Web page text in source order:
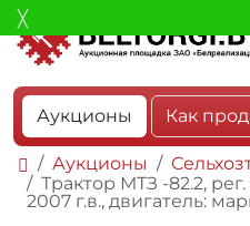
Аукционы Как
Аукционы
Трактор МТЗ -82.2,
2007 г.в., двигатель: